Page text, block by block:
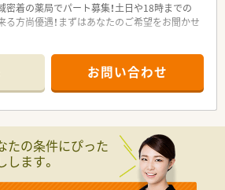
着の薬局でパート募集！土日や18時までの
る方尚優遇！まずはあなたのご希望をお聞かせ
ほぼなし店舗でライフワークバランスも充実
眼科メインに地域の処方せんを広く集めてお
境でじっくり業務にあたれます。
師として勤務しており、風通しの良い社風が
お問い合わせ
たの条件にぴった
ます。